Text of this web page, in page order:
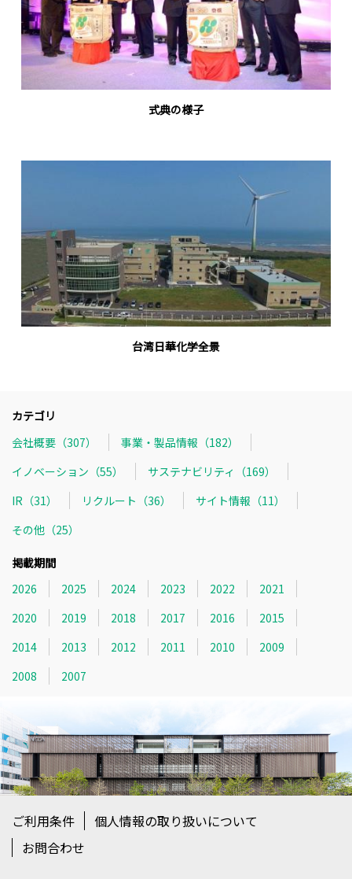
式典の様子
台湾日華化学全景
カテゴリ
会社概要（307）
事業・製品情報（182）
イノベーション（55）
サステナビリティ（169）
IR（31）
リクルート（36）
サイト情報（11）
その他（25）
掲載期間
2026
2025 2024 2023 2022
2021
2020
2019 2018 2017 2016
2015
2014
2013 2012 2011 2010
2009
2008
2007
ご利用条件
個人情報の取り扱いについて
お問合わせ